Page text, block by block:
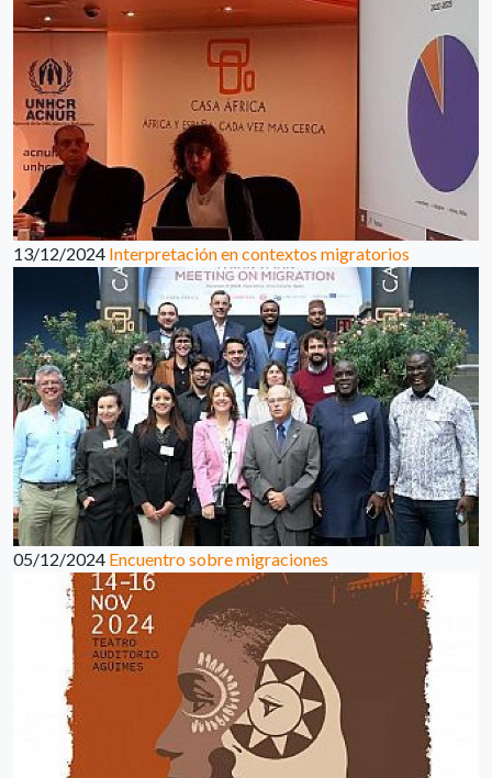
13/12/2024 Interpretación en contextos migratorios
05/12/2024 Encuentro sobre migraciones